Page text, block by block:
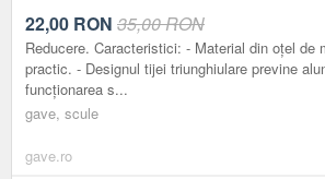
22,00 RON 35,00 RON
Reducere. Caracteristici: - Material din oțel de
practic. - Designul tijei triunghiulare previne
funcționarea s...
gave, scule
gave.ro